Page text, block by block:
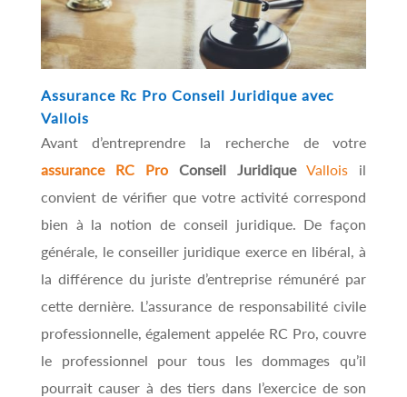
Assurance Rc Pro Conseil Juridique avec
Vallois
Avant d’entreprendre la recherche de votre
assurance RC ProConseil Juridique Vallois il
convient de vérifier que votre activité correspond
bien à la notion de conseil juridique. De façon
générale, le conseiller juridique exerce en libéral, à
la différence du juriste d’entreprise rémunéré par
cette dernière. L’assurance de responsabilité civile
professionnelle, également appelée RC Pro, couvre
le professionnel pour tous les dommages qu’il
pourrait causer à des tiers dans l’exercice de son